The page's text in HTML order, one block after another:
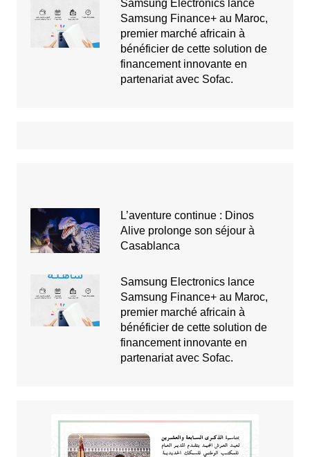
Samsung Electronics lance
Samsung Finance+ au Maroc,
premier marché africain à
bénéficier de cette solution de
financement innovante en
partenariat avec Sofac.
L’aventure continue : Dinos
Alive prolonge son séjour à
Casablanca
Samsung Electronics lance
Samsung Finance+ au Maroc,
premier marché africain à
bénéficier de cette solution de
financement innovante en
partenariat avec Sofac.